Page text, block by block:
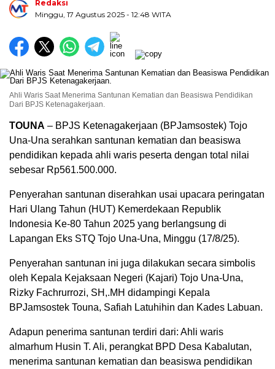
Redaksi
Minggu, 17 Agustus 2025 - 12:48 WITA
Ahli Waris Saat Menerima Santunan Kematian dan Beasiswa Pendidikan
Dari BPJS Ketenagakerjaan.
TOUNA – BPJS Ketenagakerjaan (BPJamsostek) Tojo
Una-Una serahkan santunan kematian dan beasiswa
pendidikan kepada ahli waris peserta dengan total nilai
sebesar Rp561.500.000.
Penyerahan santunan diserahkan usai upacara peringatan
Hari Ulang Tahun (HUT) Kemerdekaan Republik
Indonesia Ke-80 Tahun 2025 yang berlangsung di
Lapangan Eks STQ Tojo Una-Una, Minggu (17/8/25).
Penyerahan santunan ini juga dilakukan secara simbolis
oleh Kepala Kejaksaan Negeri (Kajari) Tojo Una-Una,
Rizky Fachrurrozi, SH,.MH didampingi Kepala
BPJamsostek Touna, Safiah Latuhihin dan Kades Labuan.
Adapun penerima santunan terdiri dari: Ahli waris
almarhum Husin T. Ali, perangkat BPD Desa Kabalutan,
menerima santunan kematian dan beasiswa pendidikan